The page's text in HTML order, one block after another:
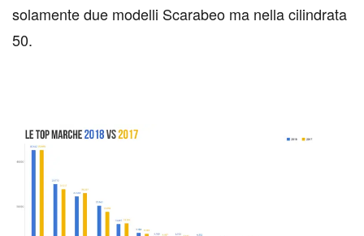
solamente due modelli Scarabeo ma nella cilindrata
50.